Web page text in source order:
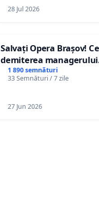
28 Jul 2026
Salvați Opera Brașov!
demiterea managerului
interimar, Petrean
1 890 semnături
33 Semnături / 7 zile
27 Jun 2026